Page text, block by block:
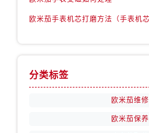
分类标签
欧米茄维修
欧米茄保养